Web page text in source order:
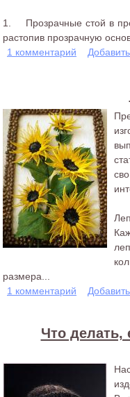
1. Прозрачные стой в
растопив прозрачную
1 комментарий
размера...
1 комментарий
Что делать,